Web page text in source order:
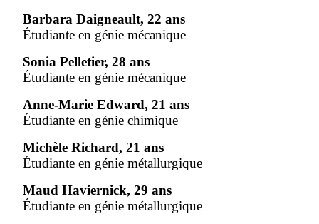
Barbara Daigneault, 22 ans
Étudiante en génie mécanique
Sonia Pelletier, 28 ans
Étudiante en génie mécanique
Anne-Marie Edward, 21 ans
Étudiante en génie chimique
Michèle Richard, 21 ans
Étudiante en génie métallurgique
Maud Haviernick, 29 ans
Étudiante en génie métallurgique